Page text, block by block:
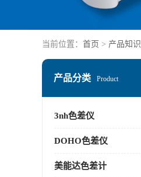
当前位置： 首页 > 产品知识
产品分类 Product
3nh色差仪
DOHO色差仪
美能达色差计